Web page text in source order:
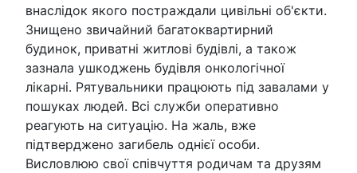
внаслідок якого постраждали цивільні об'єкти.
Знищено звичайний багатоквартирний
будинок, приватні житлові будівлі, а також
зазнала ушкоджень будівля онкологічної
лікарні. Рятувальники працюють під завалами у
пошуках людей. Всі служби оперативно
реагують на ситуацію. На жаль, вже
підтверджено загибель однієї особи.
Висловлюю свої співчуття родичам та друзям